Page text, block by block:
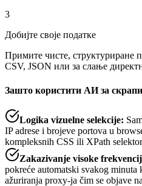
3
Добијте своје податке
Примите чисте, структуриране
CSV, JSON или за слање
Зашто користити АИ за
Logika vizuelne selekcije:
IP adrese i brojeve portova u
kompleksnih CSS ili XPath
Zakazivanje visoke
pokreće automatski svakog
ažuriranja proxy-ja čim se objave